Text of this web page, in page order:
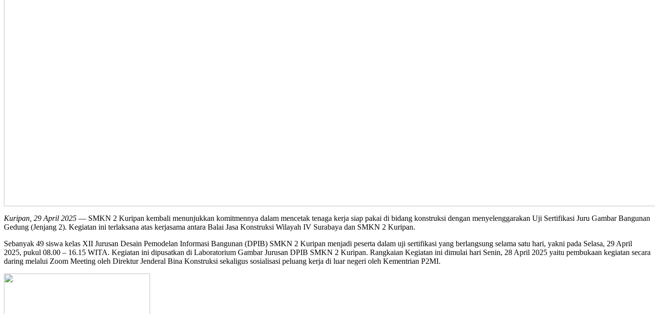
Kuripan, 29 April 2025 — SMKN 2 Kuripan kembali menunjukkan komitmennya dalam mencetak tenaga kerja siap pakai di bidang konstruksi dengan menyelenggarakan Uji Sertifikasi Juru Gambar Bangunan
Gedung (Jenjang 2). Kegiatan ini terlaksana atas kerjasama antara Balai Jasa Konstruksi Wilayah IV Surabaya dan SMKN 2 Kuripan.
Sebanyak 49 siswa kelas XII Jurusan Desain Pemodelan Informasi Bangunan (DPIB) SMKN 2 Kuripan menjadi peserta dalam uji sertifikasi yang berlangsung selama satu hari, yakni pada Selasa, 29 April
2025, pukul 08.00 – 16.15 WITA. Kegiatan ini dipusatkan di Laboratorium Gambar Jurusan DPIB SMKN 2 Kuripan. Rangkaian Kegiatan ini dimulai hari Senin, 28 April 2025 yaitu pembukaan kegiatan secara
daring melalui Zoom Meeting oleh Direktur Jenderal Bina Konstruksi sekaligus sosialisasi peluang kerja di luar negeri oleh Kementrian P2MI.